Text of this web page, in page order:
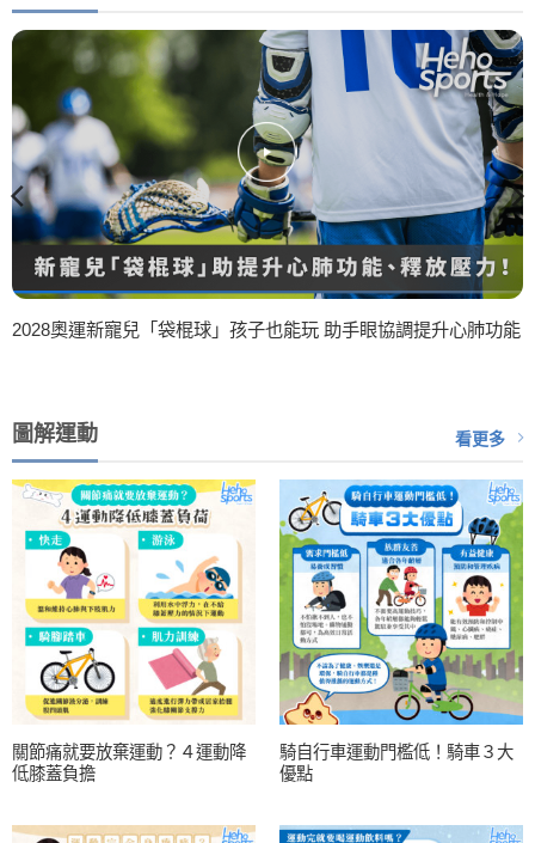
2028奧運新寵兒「袋棍球」孩子也能玩 助手眼協調提升心肺功能
圖解運動 看更多
關節痛就要放棄運動？４運動降
低膝蓋負擔
騎自行車運動門檻低！騎車３大
優點